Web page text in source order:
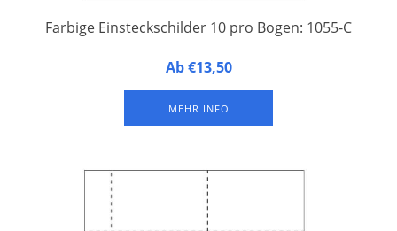
Farbige Einsteckschilder 10 pro Bogen: 1055-C
10 Einsteckschilder auf einem A4-Druckbogen aus
Laser- und Tintenstrahldruckern. Verpackung à 25
Druckbogen pro Farbe.
Ab €13,50
MEHR INFO